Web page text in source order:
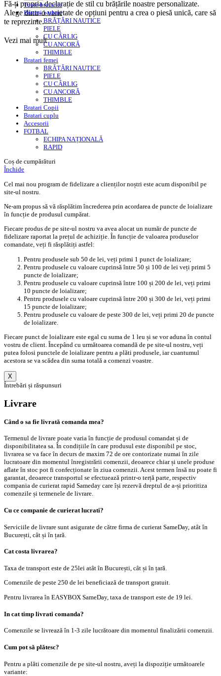
Fă-ți propria declarație de stil cu brățările noastre personalizate.
Alege dintr-o varietate de opțiuni pentru a crea o piesă unică, care să
te reprezinte.
Vezi mai mult
Toate bratarile
Bratari barbati
BRĂȚĂRI NAUTICE
PIELE
CU CÂRLIG
CU ANCORĂ
THIMBLE
Bratari femei
BRĂȚĂRI NAUTICE
PIELE
CU CÂRLIG
CU ANCORĂ
THIMBLE
Bratari Copii
Bratari cuplu
Accesorii
FOTBAL
ECHIPA NAȚIONALĂ
RAPID
Coș de cumpărături
Închide
Cel mai nou program de fidelizare a clienților noștri este acum disponibil pe
site-ul nostru.
Ne-am propus să vă răsplătim încrederea prin acordarea de puncte de loializare
în funcție de produsul cumpărat.
Fiecare produs de pe site-ul nostru va avea alocat un număr de puncte de
fidelizare raportat la prețul de achiziție. În funcție de valoarea produselor
comandate, veți fi răsplătiți astfel:
Pentru produsele sub 50 de lei, veți primi 1 punct de loializare;
Pentru produsele cu valoare cuprinsă între 50 și 100 de lei veți primi 5
puncte de loializare;
Pentru produsele cu valoare cuprinsă între 100 și 200 de lei, veți primi
10 puncte de loializare;
Pentru produsele cu valoare cuprinsă între 200 și 300 de lei, veți primi
15 puncte de loializare;
Pentru produsele cu valoare de peste 300 de lei, veți primi 20 de puncte
de loializare.
Fiecare punct de loializare este egal cu suma de 1 leu și se vor aduna în contul
vostru de client. Începând cu următoarea comandă de pe site-ul nostru, veți
putea folosi punctele de loializare pentru a plăti produsele, iar cuantumul
acestora se va scădea din suma totală a comenzi voastre.
X
Întrebări și răspunsuri
Livrare
Când o sa fie livrată comanda mea?
Termenul de livrare poate varia în funcție de produsul comandat și de
disponibilitatea sa. În condițiile în care produsul este disponibil pe stoc,
livrarea se va face în decurs de maxim 72 de ore contorizate numai în zile
lucratoare din momentul înregistrării comenzii, deoarece chiar și unele produse
aflate în stoc pot fi confecționate în ziua comenzii. Acest termen însă nu poate fi
garantat, deoarece transportul se efectuează printr-o terță parte, respectiv
compania de curierat rapid Sameday care își rezervă dreptul de a-și prioritiza
comenzile și termenele de livrare.
Cu ce companie de curierat lucrati?
Serviciile de livrare sunt asigurate de către firma de curierat SameDay, atât în
București, cât și în țară.
Cat costa livrarea?
Taxa de transport este de 25lei atât în București, cât și în țară.
Comenzile de peste 250 de lei beneficiază de transport gratuit.
Pentru livrarea în EASYBOX SameDay, taxa de transport este de 19 lei.
In cat timp livrati comanda?
Comenzile se livrează în 1-3 zile lucrătoare din momentul finalizării comenzii.
Cum pot să plătesc?
Pentru a plăti comenzile de pe site-ul nostru, aveți la dispoziție următoarele
variante: